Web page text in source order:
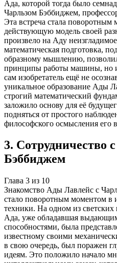
Ада, которой тогда было
Чарльзом Бэббиджем,
Эта встреча стала
действующую модель своей
произвело на Аду
математическая подготовка,
образному мышлению,
принципы работы машины, но
сам изобретатель ещё не
уникальное образование Ады
строгий математический
заложило основу для её
подняться от простого
философского осмысления его
3. Сотрудничество
Бэббиджем
Глава 3 из 10
Знакомство Ады Лавлейс с
стало поворотным моментом в
техники. На одном из светских
Ада, уже обладавшая
способностями, была
известному своими
в свою очередь, был поражен
идеям. Это положило начало